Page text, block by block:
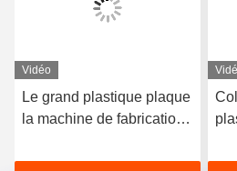
Vidéo
Le grand plastique plaque
la machine de fabrication,
injection de bouteille
de